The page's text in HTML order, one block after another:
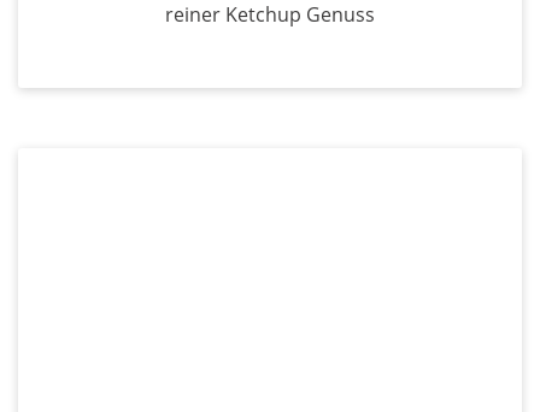
reiner Ketchup Genuss